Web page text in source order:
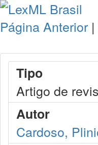
Página Anterior |
Tipo
Artigo de
Autor
Cardoso,